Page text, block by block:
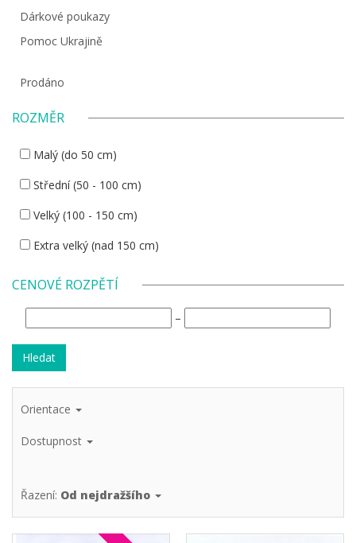
Dárkové poukazy
Pomoc Ukrajině
Prodáno
ROZMĚR
Malý (do 50 cm)
Střední (50 - 100 cm)
Velký (100 - 150 cm)
Extra velký (nad 150 cm)
CENOVÉ ROZPĚTÍ
–
Orientace
Dostupnost
Řazení: Od nejdražšího